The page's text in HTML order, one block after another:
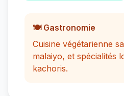
🍽️ Gastronomie
Cuisine végétarienne
malaiyo, et spécialités
kachoris.